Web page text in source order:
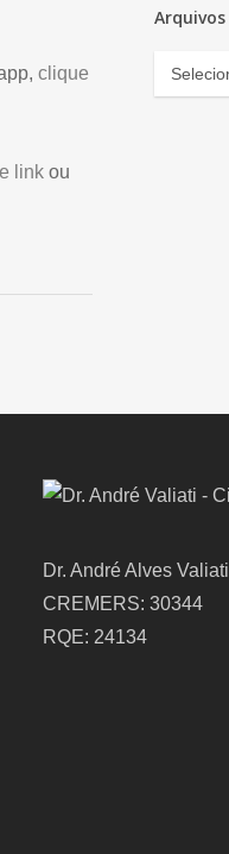
clique
link ou
Arquivos
Arquivos
Dr. André Alves Valiati
CREMERS: 30344
RQE: 24134